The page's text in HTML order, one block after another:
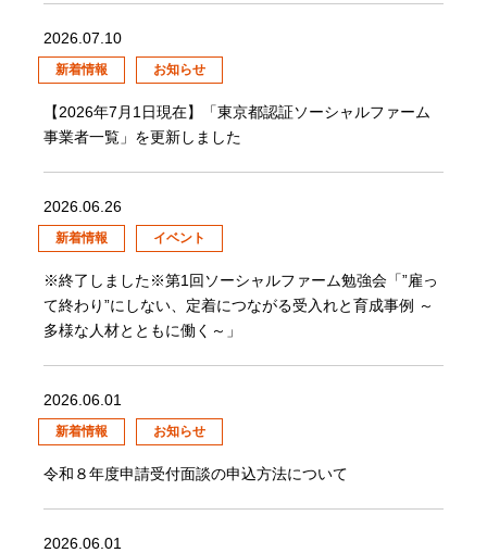
2026.07.10
新着情報 お知らせ
【2026年7月1日現在】「東京都認証ソーシャルファーム
事業者一覧」を更新しました
2026.06.26
新着情報 イベント
※終了しました※第1回ソーシャルファーム勉強会「”雇っ
て終わり”にしない、定着につながる受入れと育成事例 ～
多様な人材とともに働く～」
2026.06.01
新着情報 お知らせ
令和８年度申請受付面談の申込方法について
2026.06.01